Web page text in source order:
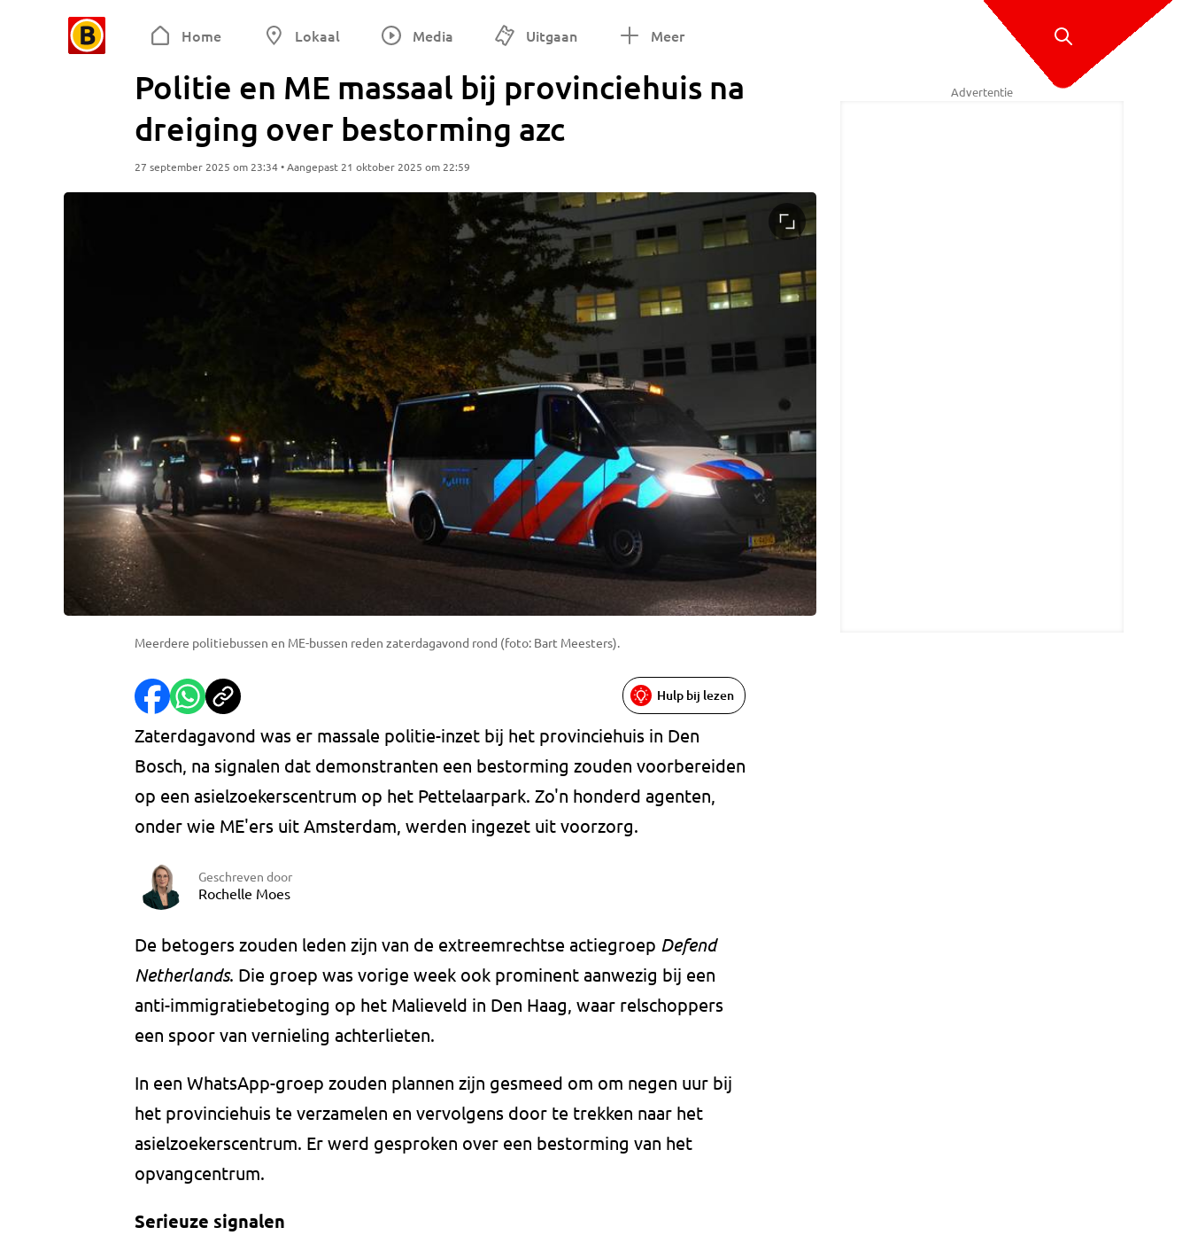
Home Lokaal Media Uitgaan Meer
Politie en ME massaal bij provinciehuis na
dreiging over bestorming azc
27 september 2025 om 23:34 • Aangepast 21 oktober 2025 om 22:59
Meerdere politiebussen en ME-bussen reden zaterdagavond rond (foto: Bart Meesters).
Hulp bij lezen
Zaterdagavond was er massale politie-inzet bij het provinciehuis in Den
Bosch, na signalen dat demonstranten een bestorming zouden voorbereiden
op een asielzoekerscentrum op het Pettelaarpark. Zo'n honderd agenten,
onder wie ME'ers uit Amsterdam, werden ingezet uit voorzorg.
Geschreven door
Rochelle Moes
De betogers zouden leden zijn van de extreemrechtse actiegroep Defend
Netherlands. Die groep was vorige week ook prominent aanwezig bij een
anti-immigratiebetoging op het Malieveld in Den Haag, waar relschoppers
een spoor van vernieling achterlieten.
In een WhatsApp-groep zouden plannen zijn gesmeed om om negen uur bij
het provinciehuis te verzamelen en vervolgens door te trekken naar het
asielzoekerscentrum. Er werd gesproken over een bestorming van het
opvangcentrum.
Serieuze signalen
Advertentie